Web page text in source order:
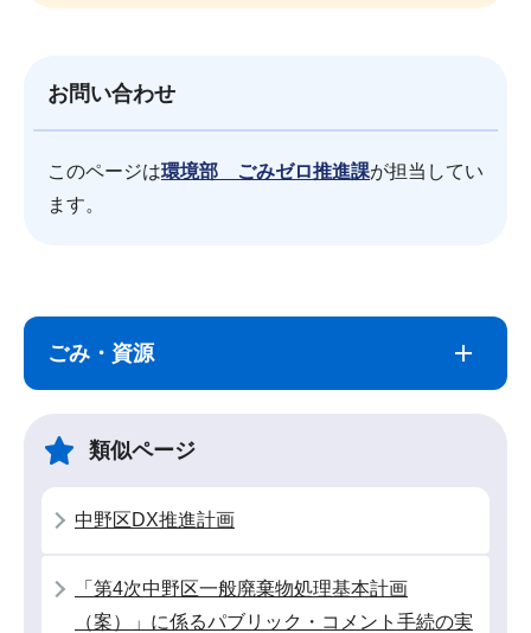
お問い合わせ
このページは環境部 ごみゼロ推進課が担当してい
ます。
こ
ごみ・資源
類似ページ
中野区DX推進計画
「第4次中野区一般廃棄物処理基本計画
（案）」に係るパブリック・コメント手続の実